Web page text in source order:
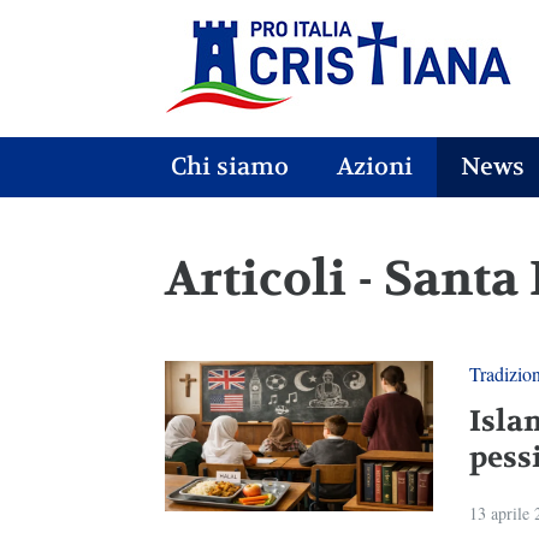
Chi siamo Azioni News
Articoli - Santa
13 aprile